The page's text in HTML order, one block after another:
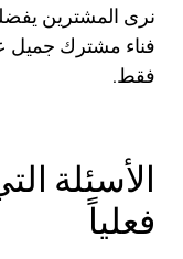
نرى المشترين
فناء مشترك جميل
فقط.
الأسئلة
فعلياً